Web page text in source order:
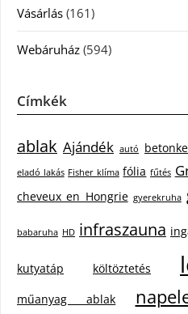
Vásárlás (161)
Webáruház (594)
Címkék
ablak Ajándék autó
eladó lakás Fisher klíma fólia fűtés
cheveux en Hongrie gyerekruha
babaruha HD infraszauna
kutyatáp költöztetés
műanyag ablak